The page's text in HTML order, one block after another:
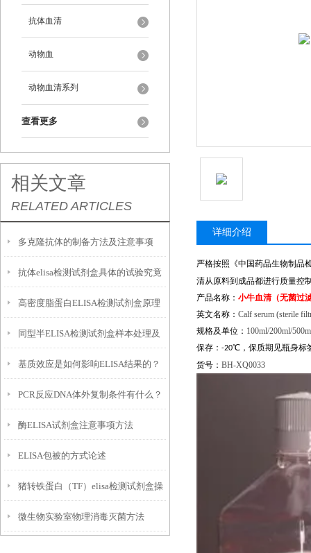
抗体血清
动物血
动物血清系列
查看更多
相关文章
RELATED ARTICLES
多克隆抗体的制备方法及注意事项
抗体elisa检测试剂盒具体的试验究竟
是如何好的呢？
高密度脂蛋白ELISA检测试剂盒原理
及几个方面
同型半ELISA检测试剂盒样本处理及
优势
基质效应是如何影响ELISA结果的？
PCR反应DNA体外复制条件有什么？
酶ELISA试剂盒注意事项方法
ELISA包被的方式论述
猪转铁蛋白（TF）elisa检测试剂盒操
作流程
微生物实验室物理消毒灭菌方法
详细介绍
严格按照《中国药品生物制品
清从原料到成品都进行质量控
产品名称： 小牛血清（无菌过
英文名称： Calf serum (sterile
规格及单位： 100ml/200ml/
保存： -20℃ ，保质期见瓶身标
货号： BH-XQ0033